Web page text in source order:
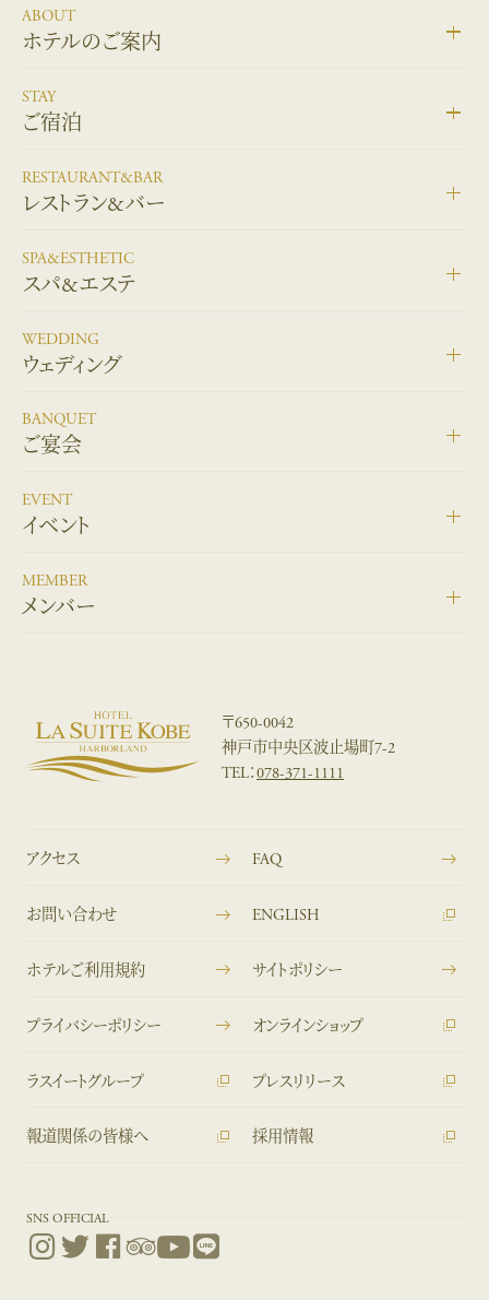
ABOUT
ホテルのご案内
STAY
ご宿泊
RESTAURANT&BAR
レストラン&バー
SPA&ESTHETIC
スパ&エステ
WEDDING
ウェディング
BANQUET
ご宴会
EVENT
イベント
MEMBER
メンバー
〒650-0042
神戸市中央区波止場町7-2
TEL：078-371-1111
アクセス FAQ
お問い合わせ ENGLISH
ホテルご利用規約 サイトポリシー
プライバシーポリシー オンラインショップ
ラスイートグループ プレスリリース
報道関係の皆様へ 採用情報
SNS OFFICIAL